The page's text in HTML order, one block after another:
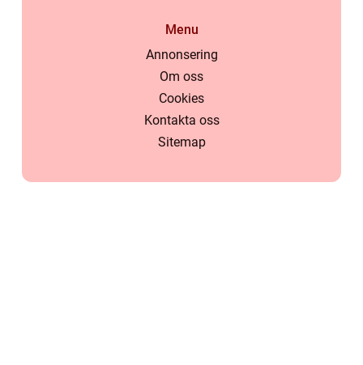
Menu
Annonsering
Om oss
Cookies
Kontakta oss
Sitemap